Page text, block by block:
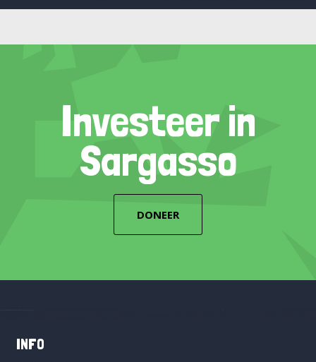
Investeer in
Sargasso
DONEER
INFO